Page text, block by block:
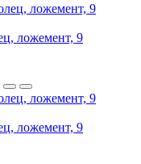
ложемент, 9
ложемент, 9